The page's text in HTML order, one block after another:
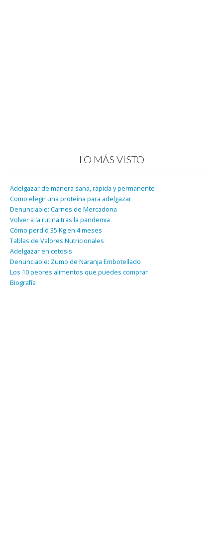
LO MÁS VISTO
Adelgazar de manera sana, rápida y permanente
Como elegir una proteína para adelgazar
Denunciable: Carnes de Mercadona
Volver a la rutina tras la pandemia
Cómo perdió 35 Kg en 4 meses
Tablas de Valores Nutricionales
Adelgazar en cetosis
Denunciable: Zumo de Naranja Embotellado
Los 10 peores alimentos que puedes comprar
Biografía